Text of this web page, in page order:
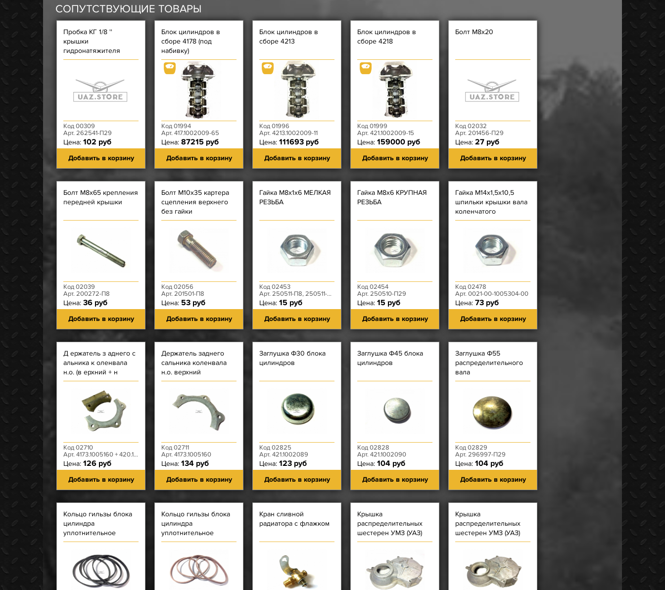
СОПУТСТВУЮЩИЕ ТОВАРЫ
Пробка КГ 1/8 ''
крышки
гидронатяжителя
Код 00309
Арт. 262541-П29
Цена: 102 руб
Добавить в корзину
Блок цилиндров в
сборе 4178 (под
набивку)
Код 01994
Арт. 417.1002009-65
Цена: 87215 руб
Добавить в корзину
Блок цилиндров в
сборе 4213
Код 01996
Арт. 4213.1002009-11
Цена: 111693 руб
Добавить в корзину
Блок цилиндров в
сборе 4218
Код 01999
Арт. 421.1002009-15
Цена: 159000 руб
Добавить в корзину
Болт М8х20
Код 02032
Арт. 201456-П29
Цена: 27 руб
Добавить в корзину
Болт М8х65 крепления
передней крышки
Код 02039
Арт. 200272-П8
Цена: 36 руб
Добавить в корзину
Болт М10х35 картера
сцепления верхнего
без гайки
Код 02056
Арт. 201501-П8
Цена: 53 руб
Добавить в корзину
Гайка М8х1х6 МЕЛКАЯ
РЕЗЬБА
Код 02453
Арт. 250511-П8, 250511-П29
Цена: 15 руб
Добавить в корзину
Гайка М8х6 КРУПНАЯ
РЕЗЬБА
Код 02454
Арт. 250510-П29
Цена: 15 руб
Добавить в корзину
Гайка М14х1,5х10,5
шпильки крышки вала
коленчатого
Код 02478
Арт. 0021-00-1005304-00
Цена: 73 руб
Добавить в корзину
Д ержатель з аднего с
альника к оленвала
н.о. (в ерхний + н
ижний)
Код 02710
Арт. 4173.1005160 + 420.1601023
Цена: 126 руб
Добавить в корзину
Держатель заднего
сальника коленвала
н.о. верхний
Код 02711
Арт. 4173.1005160
Цена: 134 руб
Добавить в корзину
Заглушка Ф30 блока
цилиндров
Код 02825
Арт. 421.1002089
Цена: 123 руб
Добавить в корзину
Заглушка Ф45 блока
цилиндров
Код 02828
Арт. 421.1002090
Цена: 104 руб
Добавить в корзину
Заглушка Ф55
распределительного
вала
Код 02829
Арт. 296997-П29
Цена: 104 руб
Добавить в корзину
Кольцо гильзы блока
цилиндра
уплотнительное
(резиновое) черное
Кольцо гильзы блока
цилиндра
уплотнительное
(резиновое) красное
Кран сливной
радиатора с флажком
Крышка
распределительных
шестерен УМЗ (УАЗ)
без сальника (под
Крышка
распределительных
шестерен УМЗ (УАЗ)
без сальника (под